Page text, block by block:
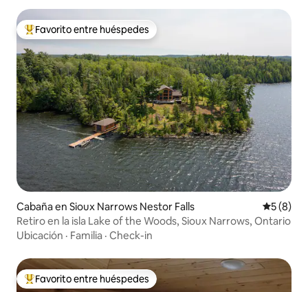
Favorito entre los huéspedes más destacados
Favorito entre huéspedes
Cabaña en Sioux Narrows Nestor Falls
5 (8)
Retiro en la isla Lake of the Woods, Sioux Narrows, Ontario
Ubicación · Familia · Check-in
Favorito entre los huéspedes más destacados
Favorito entre huéspedes